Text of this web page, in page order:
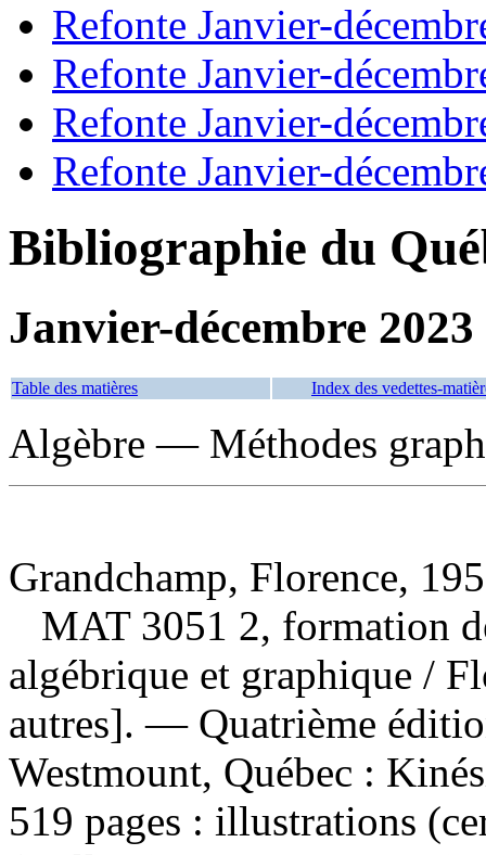
Refonte Janvier-
Refonte Janvier-
Refonte Janvier-
Refonte Janvier-
Bibliographie du
Janvier-décembre 2023
Table des matières Index des vedettes-
Algèbre — Méthodes
Grandchamp, Florence,
MAT 3051 2, formation
algébrique et graphique /
autres]. — Quatrième
Westmount, Québec :
519 pages : illustrations